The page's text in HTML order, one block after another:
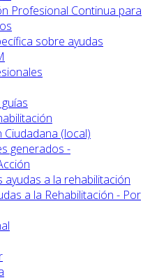
Profesional Continua para
sobre ayudas
Ciudadana (local)
generados -
ayudas a la rehabilitación
a la Rehabilitación - Por